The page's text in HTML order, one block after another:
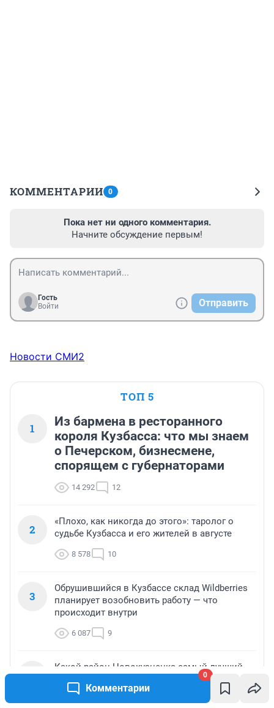
Комментарии
0
КОММЕНТАРИИ 0
Пока нет ни одного комментария.
Начните обсуждение первым!
Гость
Войти
Отправить
Новости СМИ2
ТОП 5
1
Из бармена в ресторанного
короля Кузбасса: что мы знаем
о Печерском, бизнесмене,
спорящем с губернаторами
14 292 12
2
«Плохо, как никогда до этого»: таролог о
судьбе Кузбасса и его жителей в августе
8 578 10
3
Обрушившийся в Кузбассе склад Wildberries
планирует возобновить работу — что
происходит внутри
6 087 9
4
Какой район Новокузнецка самый лучший